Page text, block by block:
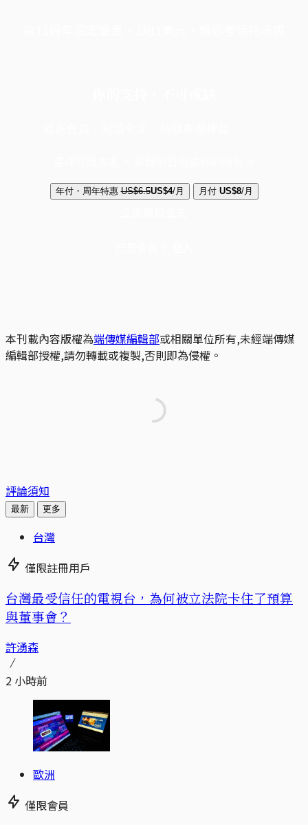
年付・周年特惠 US$6.5US$4/月 月付 US$8/月
本刊載內容版權為端傳媒編輯部或相關單位所有,未經端傳媒
編輯部授權,請勿轉載或複製,否則即為侵權。
評論須知
最新 更多
台灣
僅限註冊用戶
台灣最受信任的電視台，為何被立法院卡住了預算
與董事會？
許湧森
2 小時前
歐洲
僅限會員